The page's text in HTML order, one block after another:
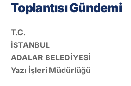
Toplantısı Gündemi
T.C.
İSTANBUL
ADALAR BELEDİYESİ
Yazı İşleri Müdürlüğü